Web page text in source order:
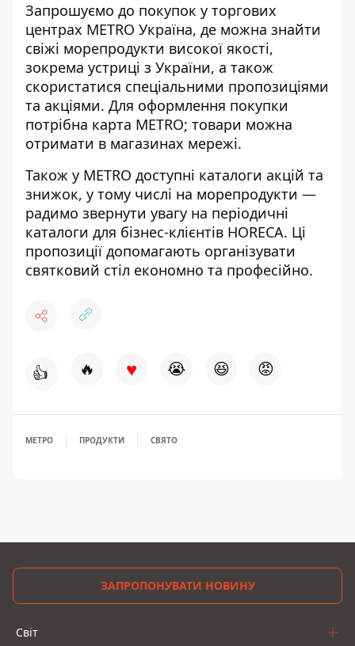
Запрошуємо до покупок у торгових
центрах METRO Україна, де можна знайти
свіжі морепродукти високої якості,
зокрема устриці з України, а також
скористатися спеціальними пропозиціями
та акціями. Для оформлення покупки
потрібна карта METRO; товари можна
отримати в магазинах мережі.
Також у METRO доступні каталоги акцій та
знижок, у тому числі на морепродукти —
радимо звернути увагу на періодичні
каталоги для бізнес-клієнтів HORECA. Ці
пропозиції допомагають організувати
святковий стіл економно та професійно.
👍 🔥 ♥ 😭 😆 😡
МЕТРО ПРОДУКТИ СВЯТО
ЗАПРОПОНУВАТИ НОВИНУ
Світ